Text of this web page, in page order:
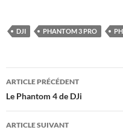
DJI PHANTOM 3 PRO
Navigation
des
articles
ARTICLE PRÉCÉDENT
Le Phantom 4 de DJi
ARTICLE SUIVANT